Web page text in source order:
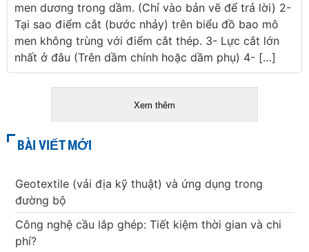
men dương trong dầm. (Chỉ vào bản vẽ để trả lời) 2-
Tại sao điểm cắt (bước nhảy) trên biểu đồ bao mô
men không trùng với điểm cắt thép. 3- Lực cắt lớn
nhất ở đâu (Trên dầm chính hoặc dầm phụ) 4- […]
Xem thêm
BÀI VIẾT MỚI
Geotextile (vải địa kỹ thuật) và ứng dụng trong
đường bộ
Công nghệ cầu lắp ghép: Tiết kiệm thời gian và chi
phí?